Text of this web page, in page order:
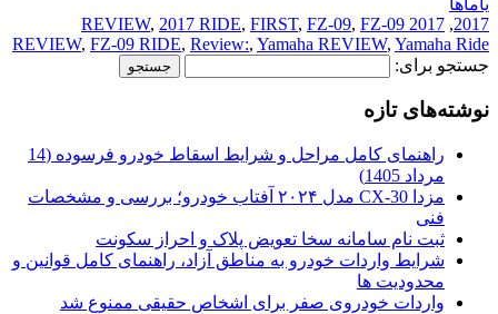
2017
,
2017 REVIEW
, 2017 RIDE, FIRST, FZ-09, FZ-09
REVIEW, FZ-09 RIDE, Review:, Yamaha REVIEW, Yamaha Ride
جستجو برای:
نوشته‌های تازه
راهنمای کامل مراحل و شرایط اسقاط خودرو فرسوده (14
مرداد 1405)
مزدا CX-30 مدل ۲۰۲۴ آفتاب خودرو؛ بررسی و مشخصات
فنی
ثبت نام سامانه سخا تعویض پلاک و احراز سکونت
شرایط واردات خودرو به مناطق آزاد، راهنمای کامل قوانین و
محدودیت ها
واردات خودروی صفر برای اشخاص حقیقی ممنوع شد